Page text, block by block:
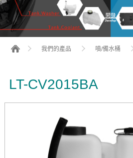
我們的產品 噴/備水桶
LT-CV2015BA